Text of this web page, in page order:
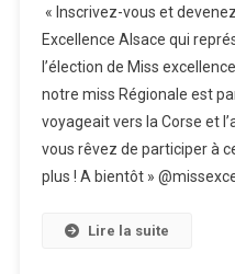
« Inscrivez-vous et
Excellence Alsace qui
l’élection de Miss
notre miss Régionale est
voyageait vers la Corse et
vous rêvez de participer à
plus ! A bientôt »
Lire la suite